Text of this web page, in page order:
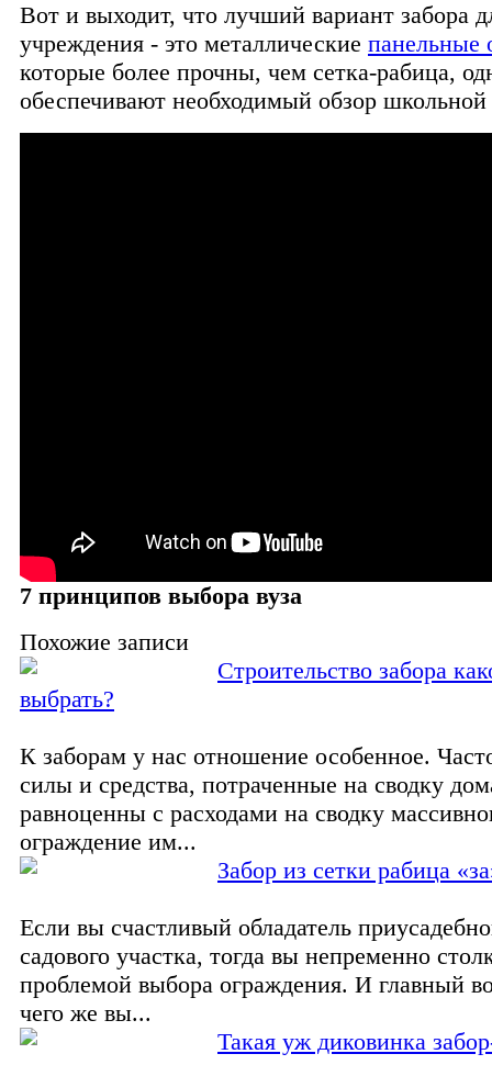
Вот и выходит, что лучший вариант забора
учреждения - это металлические панельные
которые более прочны, чем сетка-рабица,
обеспечивают необходимый обзор
7 принципов выбора вуза
Похожие записи
Строительство забора
выбрать?
К заборам у нас отношение особенное.
силы и средства, потраченные на сводку
равноценны с расходами на сводку
ограждение им...
Забор из сетки рабица
Если вы счастливый обладатель
садового участка, тогда вы непременно
проблемой выбора ограждения. И главный
чего же вы...
Такая уж диковинка